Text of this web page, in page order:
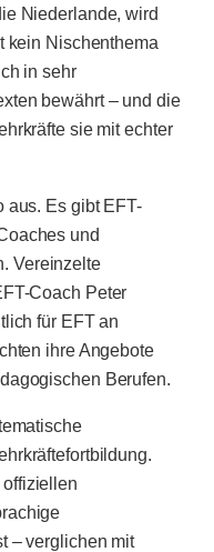
Niederlande, wird
kein Nischenthema
in sehr
bewährt – und die
sie mit echter
aus. Es gibt EFT-
und
Vereinzelte
Coach Peter
für EFT an
ihre Angebote
Berufen.
– verglichen mit